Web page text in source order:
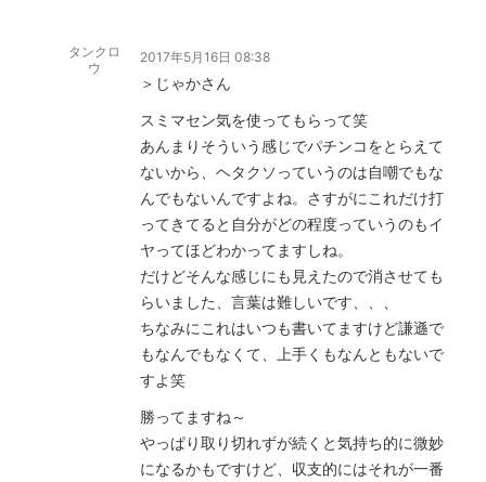
タンクロ
ウ
2017年5月16日 08:38
＞じゃかさん
スミマセン気を使ってもらって笑
あんまりそういう感じでパチンコをとらえて
ないから、ヘタクソっていうのは自嘲でもな
んでもないんですよね。さすがにこれだけ打
ってきてると自分がどの程度っていうのもイ
ヤってほどわかってますしね。
だけどそんな感じにも見えたので消させても
らいました、言葉は難しいです、、、
ちなみにこれはいつも書いてますけど謙遜で
もなんでもなくて、上手くもなんともないで
すよ笑
勝ってますね～
やっぱり取り切れずが続くと気持ち的に微妙
になるかもですけど、収支的にはそれが一番